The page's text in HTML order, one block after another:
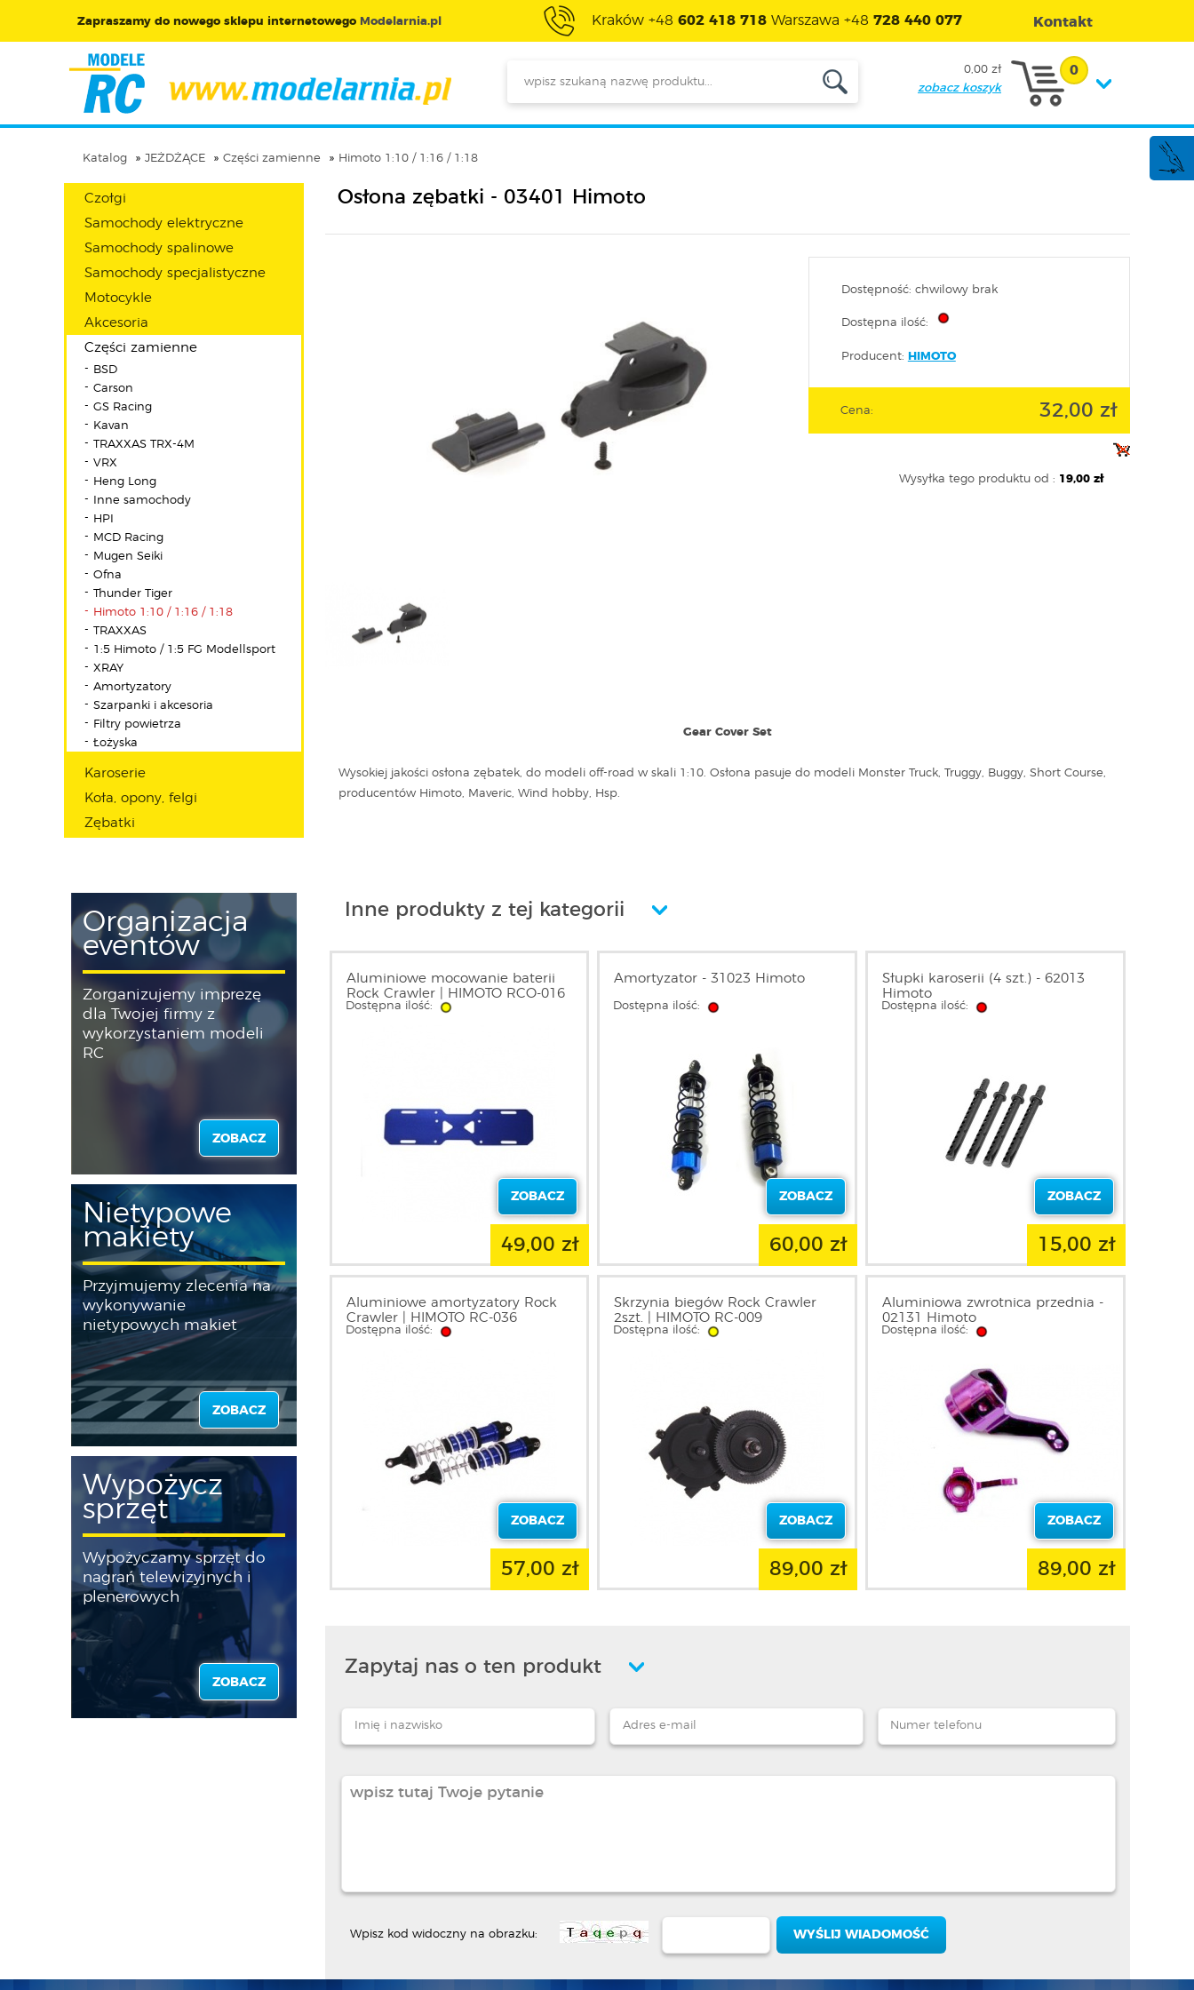
Zapraszamy do nowego sklepu internetowego Modelarnia.pl Kraków +48 602 418 718Warszawa +48 728 440 077 Kontakt
0,00 zł
zobacz koszyk
0
Katalog JEŻDŻĄCE Części zamienne Himoto 1:10 / 1:16 / 1:18
Czołgi
Samochody elektryczne
Samochody spalinowe
Samochody specjalistyczne
Motocykle
Akcesoria
Części zamienne
BSD
Carson
GS Racing
Kavan
TRAXXAS TRX-4M
VRX
Heng Long
Inne samochody
HPI
MCD Racing
Mugen Seiki
Ofna
Thunder Tiger
Himoto 1:10 / 1:16 / 1:18
TRAXXAS
1:5 Himoto / 1:5 FG Modellsport
XRAY
Amortyzatory
Szarpanki i akcesoria
Filtry powietrza
Łożyska
Karoserie
Koła, opony, felgi
Zębatki
Organizacja
eventów
Zorganizujemy imprezę
dla Twojej firmy z
wykorzystaniem modeli
RC
ZOBACZ
Nietypowe
makiety
Przyjmujemy zlecenia na
wykonywanie
nietypowych makiet
ZOBACZ
Wypożycz
sprzęt
Wypożyczamy sprzęt do
nagrań telewizyjnych i
plenerowych
ZOBACZ
Osłona zębatki - 03401 Himoto
Dostępność: chwilowy brak
Dostępna ilość:
Producent: HIMOTO
Cena: 32,00 zł
Wysyłka tego produktu od : 19,00 zł
Gear Cover Set
Wysokiej jakości osłona zębatek, do modeli off-road w skali 1:10. Osłona pasuje do modeli Monster Truck, Truggy, Buggy, Short Course,
producentów Himoto, Maveric, Wind hobby, Hsp.
Inne produkty z tej kategorii
Aluminiowe mocowanie baterii
Rock Crawler | HIMOTO RCO-016
Dostępna ilość:
ZOBACZ
49,00 zł
Amortyzator - 31023 Himoto
Dostępna ilość:
ZOBACZ
60,00 zł
Słupki karoserii (4 szt.) - 62013
Himoto
Dostępna ilość:
ZOBACZ
15,00 zł
Aluminiowe amortyzatory Rock
Crawler | HIMOTO RC-036
Dostępna ilość:
ZOBACZ
57,00 zł
Skrzynia biegów Rock Crawler
2szt. | HIMOTO RC-009
Dostępna ilość:
ZOBACZ
89,00 zł
Aluminiowa zwrotnica przednia -
02131 Himoto
Dostępna ilość:
ZOBACZ
89,00 zł
Zapytaj nas o ten produkt
Wpisz kod widoczny na obrazku: